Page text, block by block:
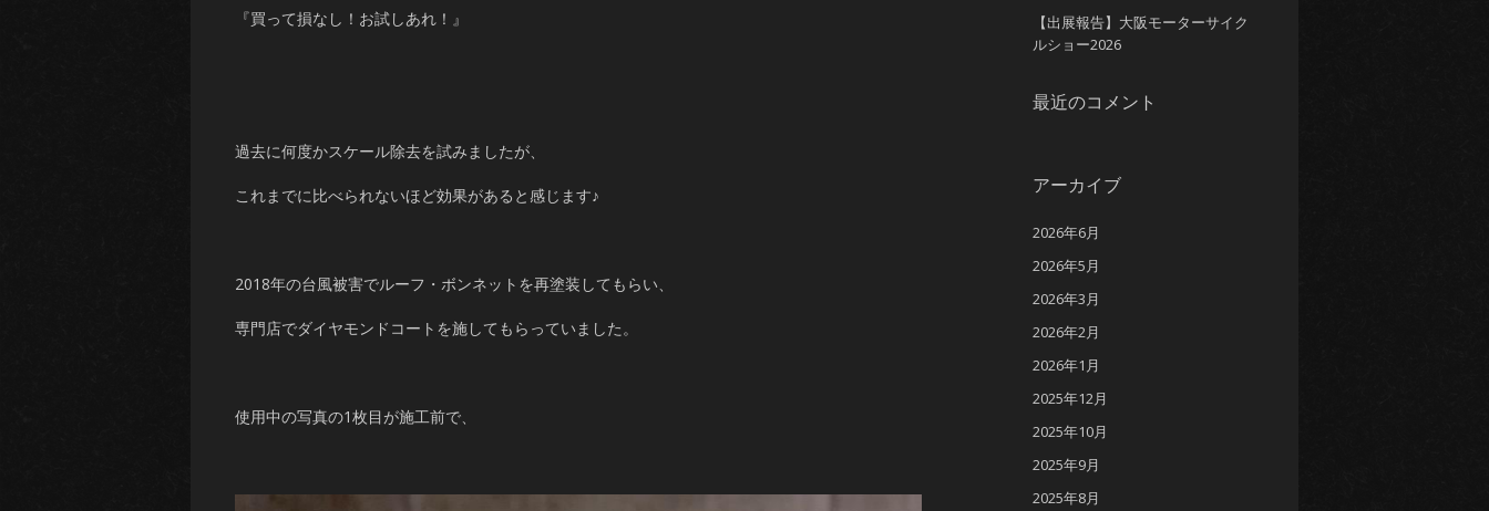
『買って損なし！お試しあれ！』
過去に何度かスケール除去を試みましたが、
これまでに比べられないほど効果があると感じます♪
2018年の台風被害でルーフ・ボンネットを再塗装してもらい、
専門店でダイヤモンドコートを施してもらっていました。
使用中の写真の1枚目が施工前で、
【出展報告】大阪モーターサイク
ルショー2026
最近のコメント
アーカイブ
2026年6月
2026年5月
2026年3月
2026年2月
2026年1月
2025年12月
2025年10月
2025年9月
2025年8月